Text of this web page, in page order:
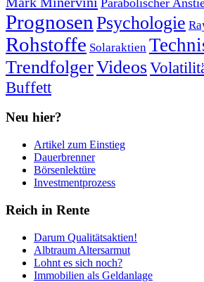
Prognosen Psychologie
Rohstoffe Solaraktien
TrendfolgerVideos
Buffett
Neu hier?
Artikel zum Einstieg
Dauerbrenner
Börsenlektüre
Investmentprozess
Reich in Rente
Darum Qualitätsaktien!
Albtraum Altersarmut
Lohnt es sich noch?
Immobilien als Geldanlage